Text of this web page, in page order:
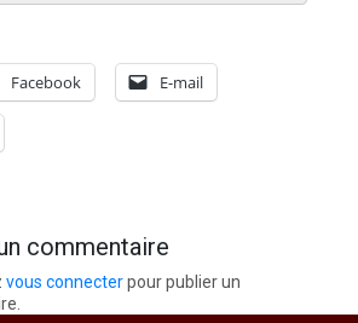
Facebook E-mail
commentaire
vous connecterpour publier un
Vœux 2026, la tradition a du bon
3 minutes
Fin de vie : l’ultime liberté…
3 minutes